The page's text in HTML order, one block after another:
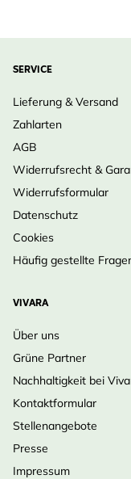
SERVICE
Lieferung & Versand
Zahlarten
AGB
Widerrufsrecht &
Widerrufsformular
Datenschutz
Cookies
Häufig gestellte
VIVARA
Über uns
Grüne Partner
Nachhaltigkeit bei
Kontaktformular
Stellenangebote
Presse
Impressum